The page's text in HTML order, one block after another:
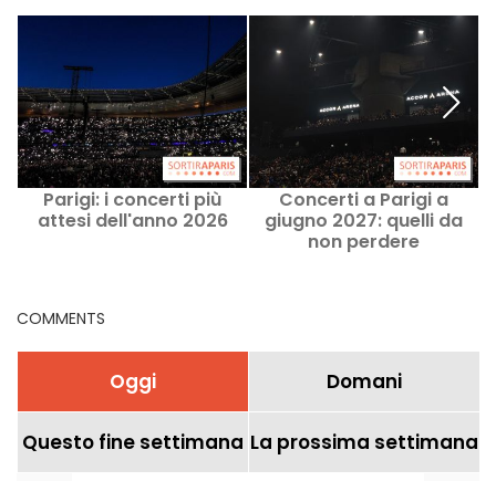
Parigi: i concerti più
attesi dell'anno 2026
Concerti a Parigi a
giugno 2027: quelli da
non perdere
COMMENTS
Oggi Domani
Questo fine settimana La prossima settimana